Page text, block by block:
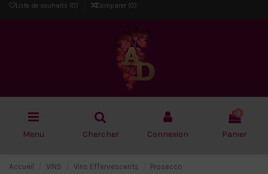
Liste de souhaits (0) Comparer (0)
Menu Chercher Connexion
0
Panier
Accueil VINS Vins Effervescents Prosecco